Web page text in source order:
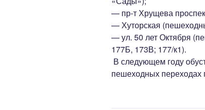
— пр-т Хрущева
— Хуторская
— ул. 50 лет Октября
177Б, 173В; 177/к1).
В следующем году
пешеходных